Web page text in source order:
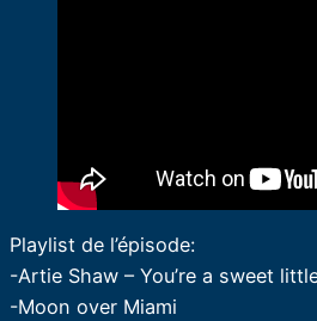
Playlist de l’épisode:
-Artie Shaw – You’re a sweet
-Moon over Miami